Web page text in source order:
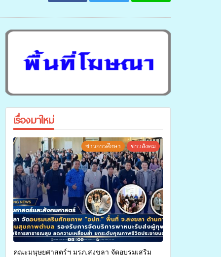
เรื่องมาใหม่
ข่าวการศึกษา ข่าวสังคม
คณะมนุษยศาสตร์ฯ มรภ.สงขลา จัดอบรมเสริม